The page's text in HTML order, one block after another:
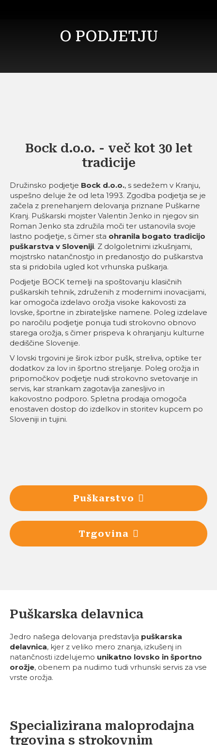
O PODJETJU
Bock d.o.o. - več kot 30 let
tradicije
Družinsko podjetje Bock d.o.o., s sedežem v Kranju,
uspešno deluje že od leta 1993. Zgodba podjetja se je
začela z prenehanjem delovanja priznane Puškarne
Kranj. Puškarski mojster Valentin Jenko in njegov sin
Roman Jenko sta združila moči ter ustanovila svoje
lastno podjetje, s čimer sta ohranila bogato tradicijo
puškarstva v Sloveniji. Z dolgoletnimi izkušnjami,
mojstrsko natančnostjo in predanostjo do puškarstva
sta si pridobila ugled kot vrhunska puškarja.
Podjetje BOCK temelji na spoštovanju klasičnih
puškarskih tehnik, združenih z modernimi inovacijami,
kar omogoča izdelavo orožja visoke kakovosti za
lovske, športne in zbirateljske namene. Poleg izdelave
po naročilu podjetje ponuja tudi strokovno obnovo
starega orožja, s čimer prispeva k ohranjanju kulturne
dediščine Slovenije.
V lovski trgovini je širok izbor pušk, streliva, optike ter
dodatkov za lov in športno streljanje. Poleg orožja in
pripomočkov podjetje nudi strokovno svetovanje in
servis, kar strankam zagotavlja zanesljivo in
kakovostno podporo. Spletna prodaja omogoča
enostaven dostop do izdelkov in storitev kupcem po
Sloveniji in tujini.
Puškarstvo
Trgovina
Puškarska delavnica
Jedro našega delovanja predstavlja puškarska
delavnica, kjer z veliko mero znanja, izkušenj in
natančnosti izdelujemo unikatno lovsko in športno
orožje, obenem pa nudimo tudi vrhunski servis za vse
vrste orožja.
Specializirana maloprodajna
trgovina s strokovnim